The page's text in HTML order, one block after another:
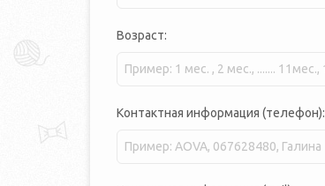
Возраст:
Контактная информация (телефон):